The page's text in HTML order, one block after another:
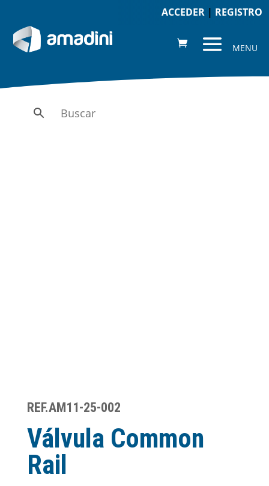
ACCEDER| REGISTRO
REF.AM11-25-002
Válvula Common
Rail